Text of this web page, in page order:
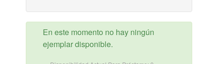
En este momento no hay ningún
ejemplar disponible.